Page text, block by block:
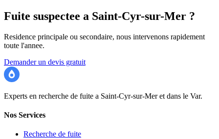
Fuite suspectee a Saint-Cyr-sur-Mer ?
Residence principale ou secondaire, nous intervenons rapidement
toute l'annee.
Demander un devis gratuit
Experts en recherche de fuite a Saint-Cyr-sur-Mer et dans le Var.
Nos Services
Recherche de fuite